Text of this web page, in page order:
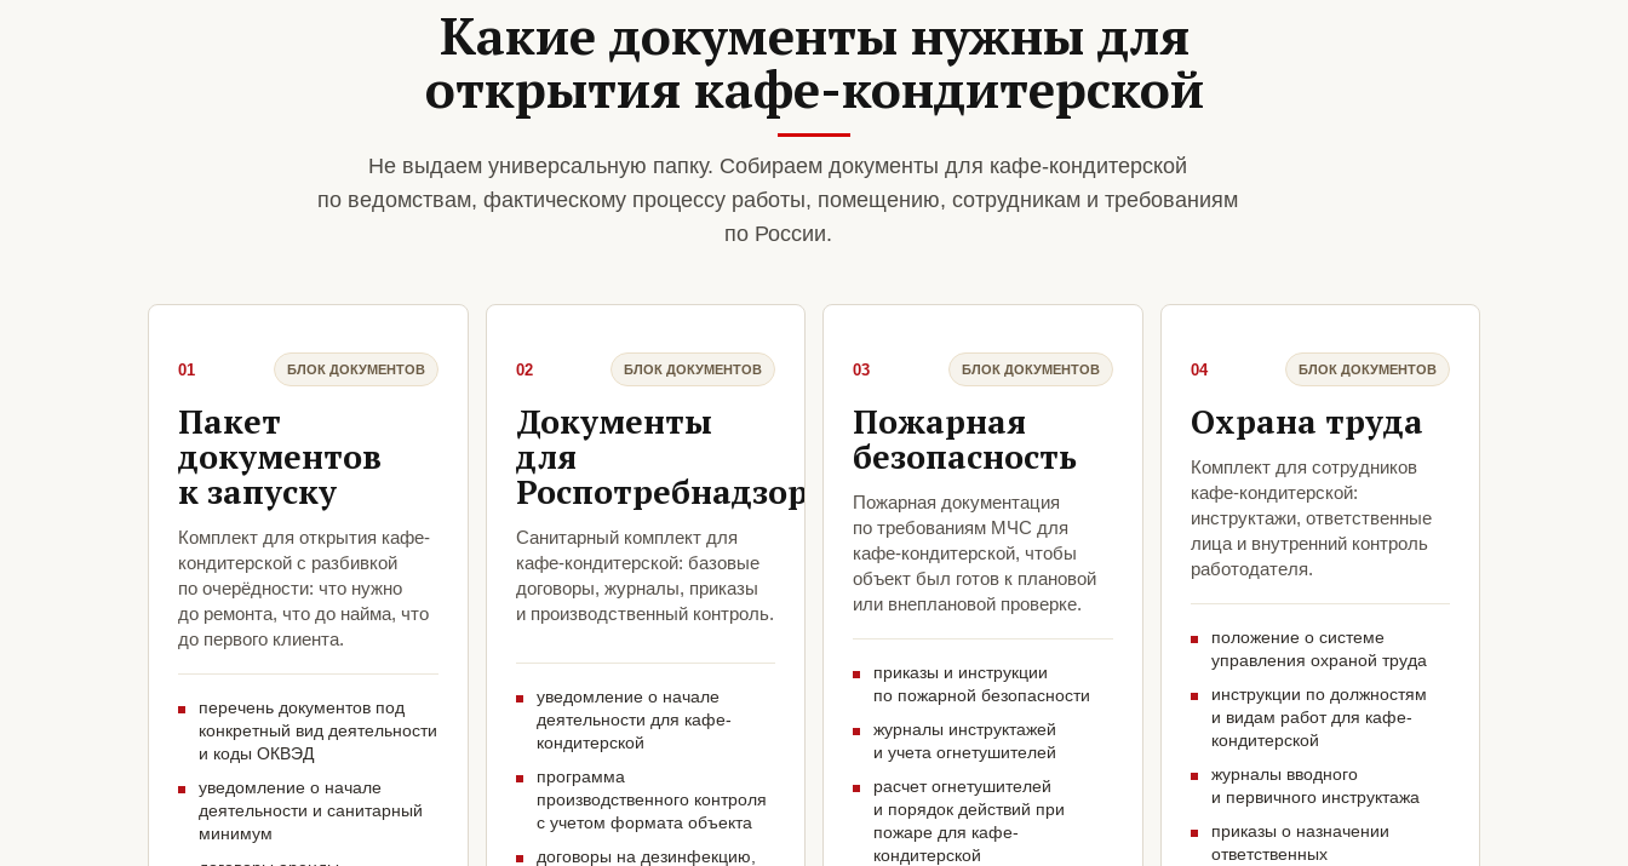
Какие документы нужны для
открытия кафе-кондитерской
Не выдаем универсальную папку. Собираем документы для кафе-кондитерской
по ведомствам, фактическому процессу работы, помещению, сотрудникам и требованиям
по России.
01 БЛОК ДОКУМЕНТОВ
Пакет
документов
к запуску
Комплект для открытия кафе-
кондитерской с разбивкой
по очерёдности: что нужно
до ремонта, что до найма, что
до первого клиента.
перечень документов под
конкретный вид деятельности
и коды ОКВЭД
уведомление о начале
деятельности и санитарный
минимум
02 БЛОК ДОКУМЕНТОВ
Документы
для
Роспотребнадзора
Санитарный комплект для
кафе-кондитерской: базовые
договоры, журналы, приказы
и производственный контроль.
уведомление о начале
деятельности для кафе-
кондитерской
программа
производственного контроля
с учетом формата объекта
договоры на дезинфекцию,
03 БЛОК ДОКУМЕНТОВ
Пожарная
безопасность
Пожарная документация
по требованиям МЧС для
кафе-кондитерской, чтобы
объект был готов к плановой
или внеплановой проверке.
приказы и инструкции
по пожарной безопасности
журналы инструктажей
и учета огнетушителей
расчет огнетушителей
и порядок действий при
пожаре для кафе-
кондитерской
04 БЛОК ДОКУМЕНТОВ
Охрана труда
Комплект для сотрудников
кафе-кондитерской:
инструктажи, ответственные
лица и внутренний контроль
работодателя.
положение о системе
управления охраной труда
инструкции по должностям
и видам работ для кафе-
кондитерской
журналы вводного
и первичного инструктажа
приказы о назначении
ответственных